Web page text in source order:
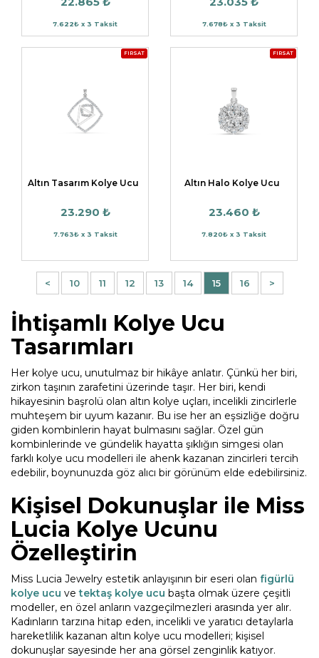
7.622₺ x 3 Taksit 7.678₺ x 3 Taksit
FIRSAT
Altın Tasarım Kolye Ucu
23.290 ₺
7.763₺ x 3 Taksit
FIRSAT
Altın Halo Kolye Ucu
23.460 ₺
7.820₺ x 3 Taksit
< 10 11 12 13 14 15 16 >
İhtişamlı Kolye Ucu
Tasarımları
Her kolye ucu, unutulmaz bir hikâye anlatır. Çünkü her biri,
zirkon taşının zarafetini üzerinde taşır. Her biri, kendi
hikayesinin başrolü olan altın kolye uçları, incelikli zincirlerle
muhteşem bir uyum kazanır. Bu ise her an eşsizliğe doğru
giden kombinlerin hayat bulmasını sağlar. Özel gün
kombinlerinde ve gündelik hayatta şıklığın simgesi olan
farklı kolye ucu modelleri ile ahenk kazanan zincirleri tercih
edebilir, boynunuzda göz alıcı bir görünüm elde edebilirsiniz.
Kişisel Dokunuşlar ile Miss
Lucia Kolye Ucunu
Özelleştirin
Miss Lucia Jewelry estetik anlayışının bir eseri olan figürlü
kolye ucu vetektaş kolye ucu başta olmak üzere çeşitli
modeller, en özel anların vazgeçilmezleri arasında yer alır.
Kadınların tarzına hitap eden, incelikli ve yaratıcı detaylarla
hareketlilik kazanan altın kolye ucu modelleri; kişisel
dokunuşlar sayesinde her ana görsel zenginlik katıyor.